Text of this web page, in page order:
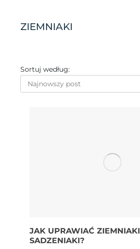
ZIEMNIAKI
Sortuj według:
JAK UPRAWIAĆ ZIEMNIAKI
SADZENIAKI?